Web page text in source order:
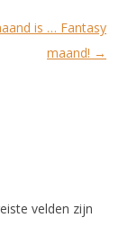
is … Fantasy
maand! →
velden zijn